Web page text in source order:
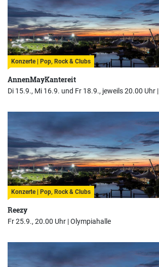
Konzerte | Pop, Rock & Clubs
AnnenMayKantereit
Di 15.9., Mi 16.9. und Fr 18.9., jeweils 20.00 Uhr |
Konzerte | Pop, Rock & Clubs
Reezy
Fr 25.9., 20.00 Uhr |Olympiahalle